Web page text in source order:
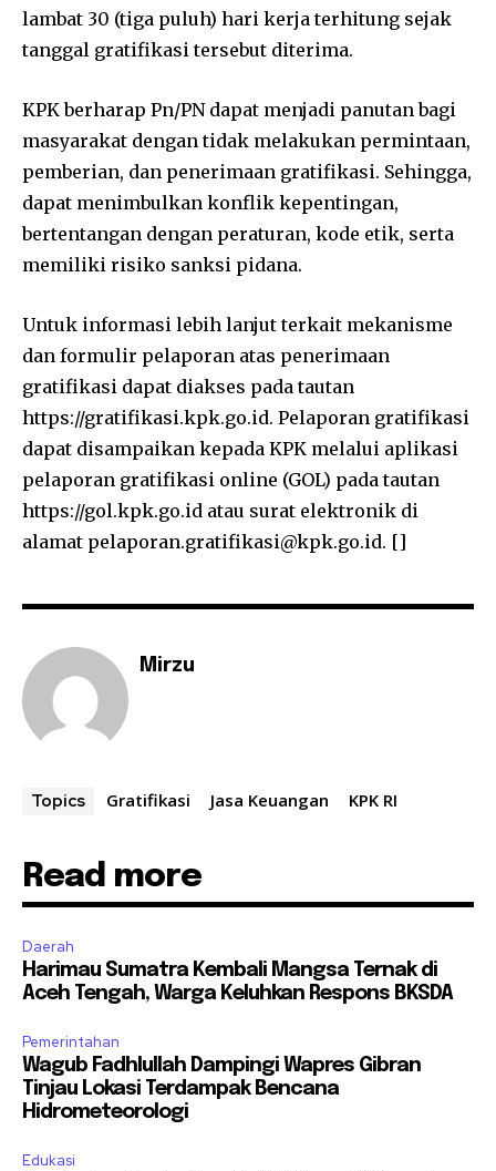
lambat 30 (tiga puluh) hari kerja terhitung sejak
tanggal gratifikasi tersebut diterima.
KPK berharap Pn/PN dapat menjadi panutan bagi
masyarakat dengan tidak melakukan permintaan,
pemberian, dan penerimaan gratifikasi. Sehingga,
dapat menimbulkan konflik kepentingan,
bertentangan dengan peraturan, kode etik, serta
memiliki risiko sanksi pidana.
Untuk informasi lebih lanjut terkait mekanisme
dan formulir pelaporan atas penerimaan
gratifikasi dapat diakses pada tautan
https://gratifikasi.kpk.go.id. Pelaporan gratifikasi
dapat disampaikan kepada KPK melalui aplikasi
pelaporan gratifikasi online (GOL) pada tautan
https://gol.kpk.go.id atau surat elektronik di
alamat pelaporan.gratifikasi@kpk.go.id. []
Mirzu
Topics Gratifikasi Jasa Keuangan KPK RI
Read more
Daerah
Harimau Sumatra Kembali Mangsa Ternak di
Aceh Tengah, Warga Keluhkan Respons BKSDA
Pemerintahan
Wagub Fadhlullah Dampingi Wapres Gibran
Tinjau Lokasi Terdampak Bencana
Hidrometeorologi
Edukasi